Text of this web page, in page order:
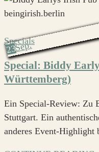
23Sep.
Specials
Special: Biddy
Württemberg)
Ein Special-Review: Zu
Stuttgart. Ein
anderes Event-Highlight